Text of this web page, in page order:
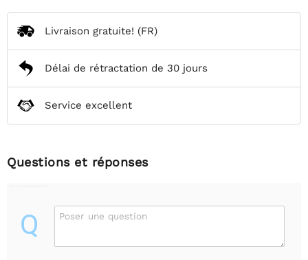
Livraison gratuite! (FR)
Délai de rétractation de 30 jours
Service excellent
Questions et réponses
Q Poser une question